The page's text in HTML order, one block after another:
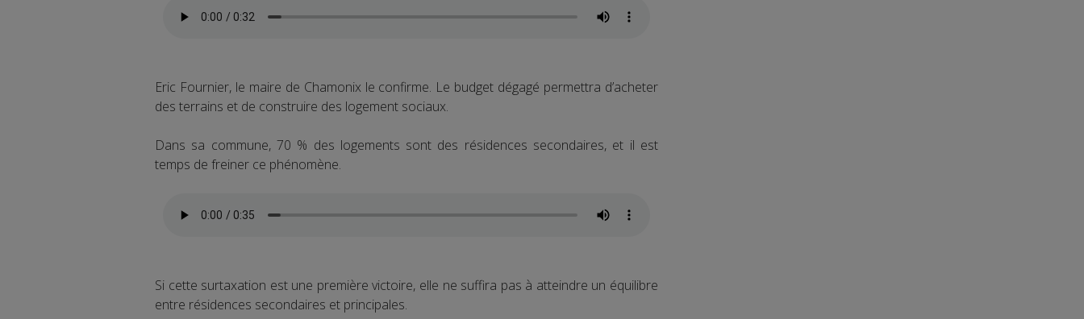
Eric Fournier, le maire de Chamonix le confirme. Le budget dégagé permettra d’acheter
des terrains et de construire des logement sociaux.
Dans sa commune, 70 % des logements sont des résidences secondaires, et il est
temps de freiner ce phénomène.
Si cette surtaxation est une première victoire, elle ne suffira pas à atteindre un équilibre
entre résidences secondaires et principales.